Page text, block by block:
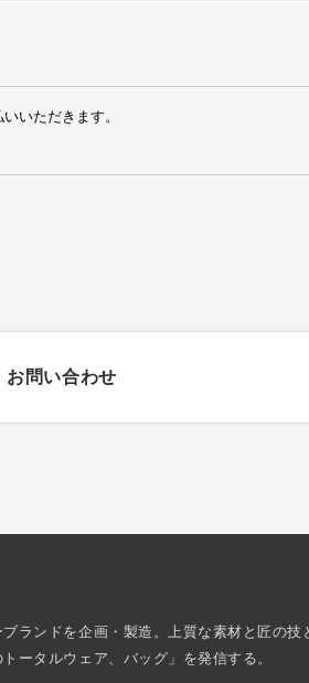
いただきます。
お問い合わせ
ランドを企画・製造。上質な素材と匠の技
ータルウェア、バッグ」を発信する。